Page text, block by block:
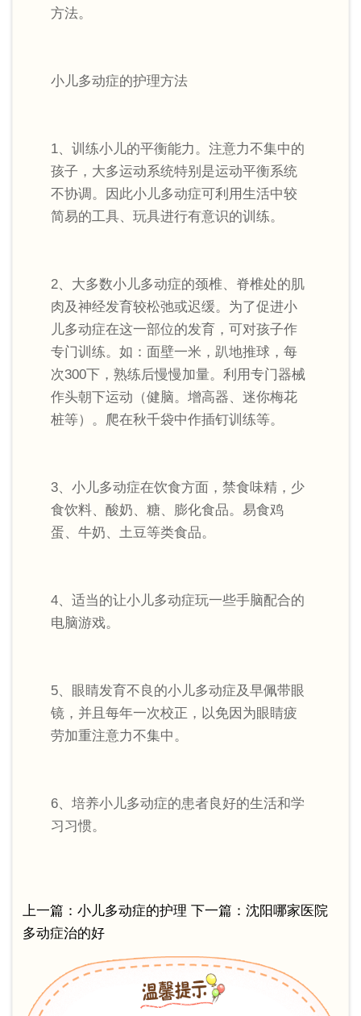
方法。
小儿多动症的护理方法
1、训练小儿的平衡能力。注意力不集中的
孩子，大多运动系统特别是运动平衡系统
不协调。因此小儿多动症可利用生活中较
简易的工具、玩具进行有意识的训练。
2、大多数小儿多动症的颈椎、脊椎处的肌
肉及神经发育较松弛或迟缓。为了促进小
儿多动症在这一部位的发育，可对孩子作
专门训练。如：面壁一米，趴地推球，每
次300下，熟练后慢慢加量。利用专门器械
作头朝下运动（健脑。增高器、迷你梅花
桩等）。爬在秋千袋中作插钉训练等。
3、小儿多动症在饮食方面，禁食味精，少
食饮料、酸奶、糖、膨化食品。易食鸡
蛋、牛奶、土豆等类食品。
4、适当的让小儿多动症玩一些手脑配合的
电脑游戏。
5、眼睛发育不良的小儿多动症及早佩带眼
镜，并且每年一次校正，以免因为眼睛疲
劳加重注意力不集中。
6、培养小儿多动症的患者良好的生活和学
习习惯。
上一篇： 小儿多动症的护理 下一篇： 沈阳哪家医院
多动症治的好